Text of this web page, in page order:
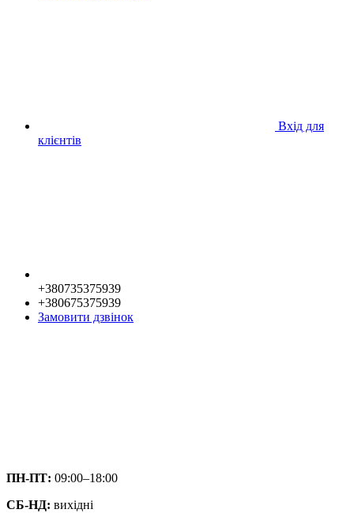
Вхід для
клієнтів
+380735375939
+380675375939
Замовити дзвінок
ПН-ПТ: 09:00–18:00
СБ-НД: вихідні